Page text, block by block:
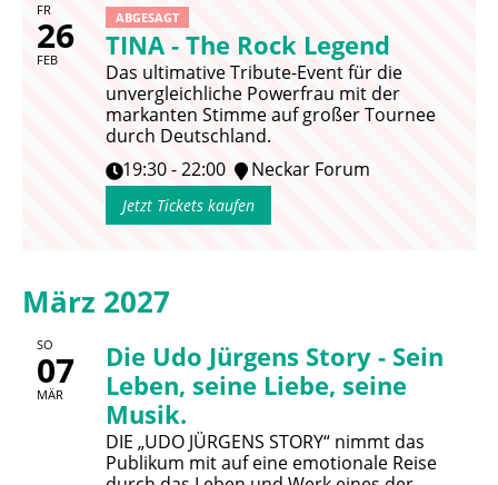
FR
26
FEB
ABGESAGT
TINA - The Rock Legend
Das ultimative Tribute-Event für die
unvergleichliche Powerfrau mit der
markanten Stimme auf großer Tournee
durch Deutschland.
19:30 - 22:00
Neckar Forum
Jetzt Tickets kaufen
März 2027
SO
07
MÄR
Die Udo Jürgens Story - Sein
Leben, seine Liebe, seine
Musik.
DIE „UDO JÜRGENS STORY“ nimmt das
Publikum mit auf eine emotionale Reise